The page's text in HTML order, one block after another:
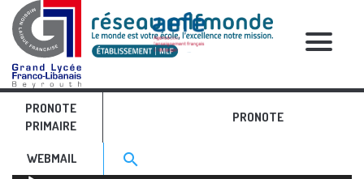
PRONOTE
PRIMAIRE
PRONOTE
WEBMAIL Search for:>
search
RELATIVE POSTS
Témoignage GSC AR
Audio